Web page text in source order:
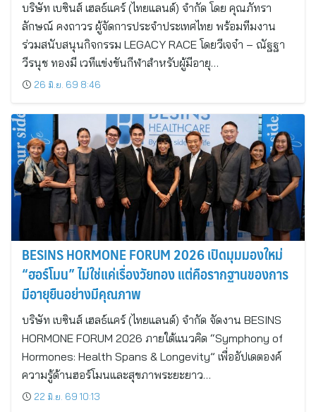
บริษัท เบซินส์ เฮลธ์แคร์ (ไทยแลนด์) จำกัด โดย คุณภัทรา
ลักษณ์ คงถาวร ผู้จัดการประจำประเทศไทย พร้อมทีมงาน
ร่วมสนับสนุนกิจกรรม LEGACY RACE โดยวีเจจ๋า – ณัฐฐา
วีรนุช ทองมี เวทีแข่งขันกีฬาสำหรับผู้มีอายุ…
26 มิ.ย. 69 8:46
BESINS HORMONE FORUM 2026 เปิดมุมมองใหม่
“ฮอร์โมน” ไม่ใช่แค่เรื่องวัยทอง แต่คือรากฐานของการ
มีอายุยืนอย่างมีคุณภาพ
บริษัท เบซินส์ เฮลธ์แคร์ (ไทยแลนด์) จำกัด จัดงาน BESINS
HORMONE FORUM 2026 ภายใต้แนวคิด “Symphony of
Hormones: Health Spans & Longevity” เพื่ออัปเดตองค์
ความรู้ด้านฮอร์โมนและสุขภาพระยะยาว…
22 มิ.ย. 69 10:13